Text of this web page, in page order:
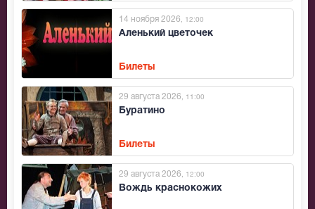
Аленький цветочек
14 ноября 2026 , 12:00
Билеты
Буратино
29 августа 2026 , 11:00
Билеты
Вождь краснокожих
29 августа 2026 , 12:00